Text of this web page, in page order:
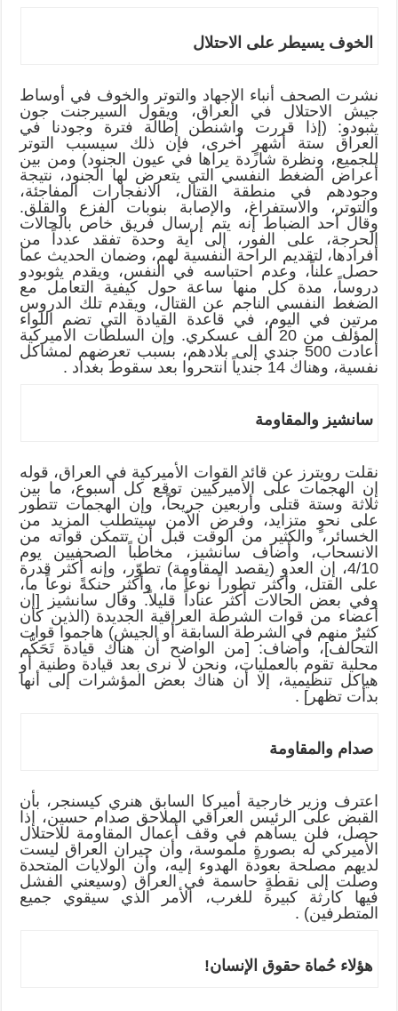
الخوف يسيطر على الاحتلال
نشرت الصحف أنباء الإجهاد والتوتر والخوف في أوساط
جيش الاحتلال في العراق، ويقول السيرجنت جون
يثبودو: (إذا قررت واشنطن إطالة فترة وجودنا في
العراق ستة أشهرٍ أخرى، فإن ذلك سيسبب التوتر
للجميع، ونظرة شاردة يراها في عيون الجنود) ومن بين
أعراض الضغط النفسي التي يتعرض لها الجنود، نتيجة
وجودهم في منطقة القتال، الانفجارات المفاجئة،
والتوتر، والاستفراغ، والإصابة بنوبات الفزع والقلق.
وقال أحد الضباط إنه يتم إرسال فريق خاص بالحالات
الحرجة، على الفور، إلى أية وحدة تفقد عدداً من
أفرادها، لتقديم الراحة النفسية لهم، وضمان الحديث عما
حصل علناً، وعدم احتباسه في النفس، ويقدم يثوبودو
دروساً، مدة كل منها ساعة حول كيفية التعامل مع
الضغط النفسي الناجم عن القتال، ويقدم تلك الدروس
مرتين في اليوم، في قاعدة القيادة التي تضم اللواء
المؤلف من 20 ألف عسكري. وإن السلطات الأميركية
أعادت 500 جندي إلى بلادهم، بسبب تعرضهم لمشاكل
نفسية، وهناك 14 جندياً انتحروا بعد سقوط بغداد .
سانشيز والمقاومة
نقلت رويترز عن قائد القوات الأميركية في العراق، قوله
إن الهجمات على الأميركيين توقع كل أسبوع، ما بين
ثلاثة وستة قتلى وأربعين جريحاً، وإن الهجمات تتطور
على نحوٍ متزايد، وفرض الأمن سيتطلب المزيد من
الخسائر، والكثير من الوقت قبل أن تتمكن قواته من
الانسحاب، وأضاف سانشيز، مخاطباً الصحفيين يوم
4/10، إن العدو (يقصد المقاومة) تطوّر، وإنه أكثر قدرة
على القتل، وأكثر تطوراً نوعاً ما، وأكثر حنكةً نوعاً ما،
وفي بعض الحالات أكثر عناداً قليلاً. وقال سانشيز [إن
أعضاء من قوات الشرطة العراقية الجديدة (الذين كان
كثيرٌ منهم في الشرطة السابقة أو الجيش) هاجموا قوات
التحالف]، وأضاف: [من الواضح أن هناك قيادة تَحَكُّم
محلية تقوم بالعمليات، ونحن لا نرى بعد قيادة وطنية أو
هياكل تنظيمية، إلا أن هناك بعض المؤشرات إلى أنها
بدأت تظهر] .
صدام والمقاومة
اعترف وزير خارجية أميركا السابق هنري كيسنجر، بأن
القبض على الرئيس العراقي الملاحق صدام حسين، إذا
حصل، فلن يساهم في وقف أعمال المقاومة للاحتلال
الأميركي له بصورةٍ ملموسة، وأن جيران العراق ليست
لديهم مصلحة بعودة الهدوء إليه، وأن الولايات المتحدة
وصلت إلى نقطةٍ حاسمة في العراق (وسيعني الفشل
فيها كارثة كبيرة للغرب، الأمر الذي سيقوي جميع
المتطرفين) .
هؤلاء حُماة حقوق الإنسان!